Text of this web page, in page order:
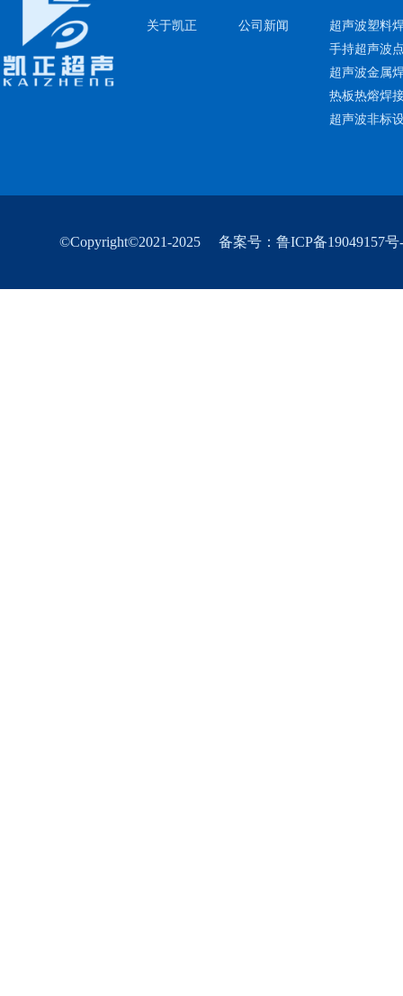
关于凯正 公司新闻
超声波塑料
手持超声波
超声波金属
热板热熔焊
超声波非标
©Copyright©2021-2025 备案号：鲁ICP备19049157号